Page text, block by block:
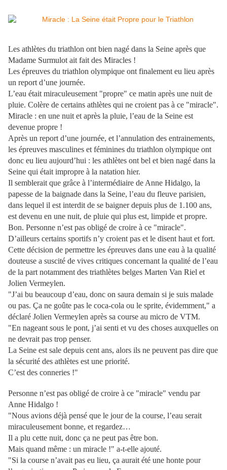
Les athlètes du triathlon ont bien nagé dans la Seine après que
Madame Surmulot ait fait des Miracles !
Les épreuves du triathlon olympique ont finalement eu lieu après
un report d’une journée.
L’eau était miraculeusement "propre" ce matin après une nuit de
pluie. Colère de certains athlètes qui ne croient pas à ce "miracle".
Miracle : en une nuit et après la pluie, l’eau de la Seine est
devenue propre !
Après un report d’une journée, et l’annulation des entrainements,
les épreuves masculines et féminines du triathlon olympique ont
donc eu lieu aujourd’hui : les athlètes ont bel et bien nagé dans la
Seine qui était impropre à la natation hier.
Il semblerait que grâce à l’intermédiaire de Anne Hidalgo, la
papesse de la baignade dans la Seine, l’eau du fleuve parisien,
dans lequel il est interdit de se baigner depuis plus de 1.100 ans,
est devenu en une nuit, de pluie qui plus est, limpide et propre.
Bon. Personne n’est pas obligé de croire à ce "miracle".
D’ailleurs certains sportifs n’y croient pas et le disent haut et fort.
Cette décision de permettre les épreuves dans une eau à la qualité
douteuse a suscité de vives critiques concernant la qualité de l’eau
de la part notamment des triathlètes belges Marten Van Riel et
Jolien Vermeylen.
"J’ai bu beaucoup d’eau, donc on saura demain si je suis malade
ou pas. Ça ne goûte pas le coca-cola ou le sprite, évidemment," a
déclaré Jolien Vermeylen après sa course au micro de VTM.
"En nageant sous le pont, j’ai senti et vu des choses auxquelles on
ne devrait pas trop penser.
La Seine est sale depuis cent ans, alors ils ne peuvent pas dire que
la sécurité des athlètes est une priorité.
C’est des conneries !"
Personne n’est pas obligé de croire à ce "miracle" vendu par
Anne Hidalgo !
"Nous avions déjà pensé que le jour de la course, l’eau serait
miraculeusement bonne, et regardez…
Il a plu cette nuit, donc ça ne peut pas être bon.
Mais quand même : un miracle !" a-t-elle ajouté.
"Si la course n’avait pas eu lieu, ça aurait été une honte pour